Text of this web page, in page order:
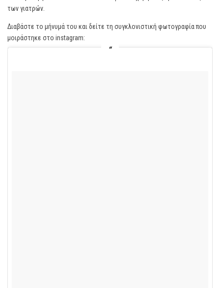
των γιατρών.
Διαβάστε το μήνυμά του και δείτε τη συγκλονιστική φωτογραφία που
μοιράστηκε στο instagram: